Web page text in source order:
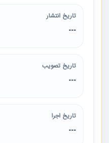
تاریخ انتشار
---
تاریخ تصویب
---
تاریخ اجرا
---